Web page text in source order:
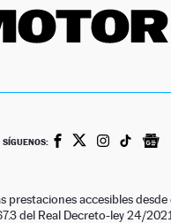
SÍGUENOS:
prestaciones accesibles
del Real Decreto-ley 24/